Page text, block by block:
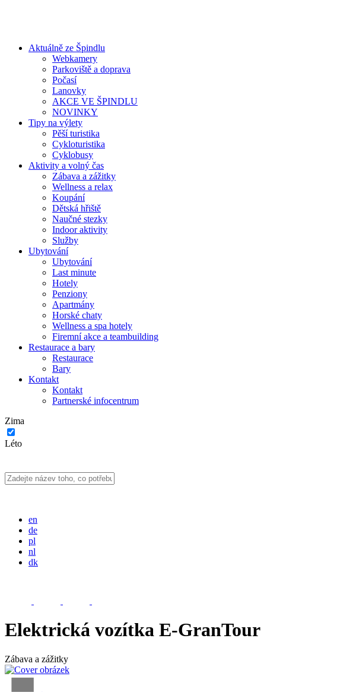
Aktuálně ze Špindlu
Webkamery
Parkoviště a doprava
Počasí
Lanovky
AKCE VE ŠPINDLU
NOVINKY
Tipy na výlety
Pěší turistika
Cykloturistika
Cyklobusy
Aktivity a volný čas
Zábava a zážitky
Wellness a relax
Koupání
Dětská hřiště
Naučné stezky
Indoor aktivity
Služby
Ubytování
Ubytování
Last minute
Hotely
Penziony
Apartmány
Horské chaty
Wellness a spa hotely
Firemní akce a teambuilding
Restaurace a bary
Restaurace
Bary
Kontakt
Kontakt
Partnerské infocentrum
Zima
Léto
en
de
pl
nl
dk
Elektrická vozítka E-GranTour
Zábava a zážitky